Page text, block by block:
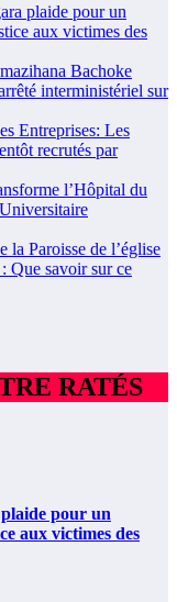
plaide pour un
aux victimes des
Bachoke
interministériel sur
Entreprises: Les
recrutés par
l’Hôpital du
Paroisse de l’église
Que savoir sur ce
RATÉS
pour un
aux victimes des